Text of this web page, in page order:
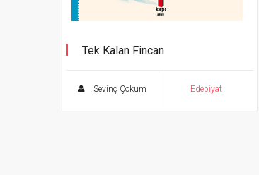
Tek Kalan Fincan
Sevinç Çokum Edebiyat